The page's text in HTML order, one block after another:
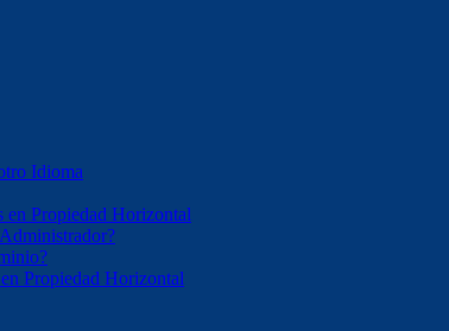
Idioma
Propiedad Horizontal
Propiedad Horizontal